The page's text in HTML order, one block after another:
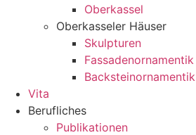
Oberkassel
Oberkasseler Häuser
Skulpturen
Fassadenornamentik
Backsteinornamentik
Vita
Berufliches
Publikationen